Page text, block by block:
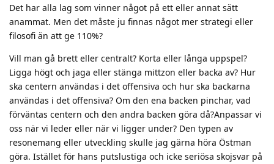
Det har alla lag som vinner något på ett eller annat sätt
anammat. Men det måste ju finnas något mer strategi eller
filosofi än att ge 110%?
Vill man gå brett eller centralt? Korta eller långa uppspel?
Ligga högt och jaga eller stänga mittzon eller backa av? Hur
ska centern användas i det offensiva och hur ska backarna
användas i det offensiva? Om den ena backen pinchar, vad
förväntas centern och den andra backen göra då?Anpassar vi
oss när vi leder eller när vi ligger under? Den typen av
resonemang eller utveckling skulle jag gärna höra Östman
göra. Istället för hans putslustiga och icke seriösa skojsvar på